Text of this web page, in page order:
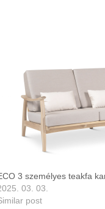
3 személyes teakfa
03. 03.
post